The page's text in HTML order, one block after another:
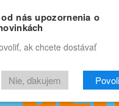
Docunás upozornenia o
ak chcete dostávať
Nie, ďakujem